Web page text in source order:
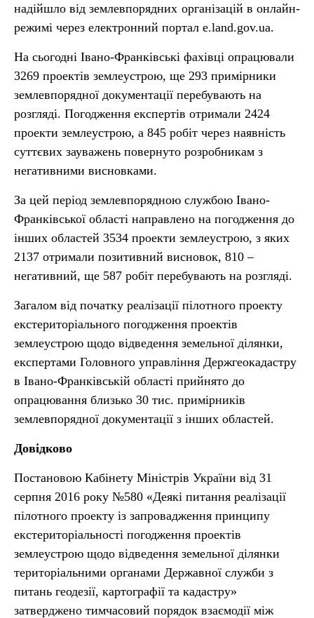
надійшло від землевпорядних організацій в онлайн-
режимі через електронний портал e.land.gov.ua.
На сьогодні Івано-Франківські фахівці опрацювали
3269 проектів землеустрою, ще 293 примірники
землевпорядної документації перебувають на
розгляді. Погодження експертів отримали 2424
проекти землеустрою, а 845 робіт через наявність
суттєвих зауважень повернуто розробникам з
негативними висновками.
За цей період землевпорядною службою Івано-
Франківської області направлено на погодження до
інших областей 3534 проекти землеустрою, з яких
2137 отримали позитивний висновок, 810 –
негативний, ще 587 робіт перебувають на розгляді.
Загалом від початку реалізації пілотного проекту
екстериторіального погодження проектів
землеустрою щодо відведення земельної ділянки,
експертами Головного управління Держгеокадастру
в Івано-Франківській області прийнято до
опрацювання близько 30 тис. примірників
землевпорядної документації з інших областей.
Довідково
Постановою Кабінету Міністрів України від 31
серпня 2016 року №580 «Деякі питання реалізації
пілотного проекту із запровадження принципу
екстериторіальності погодження проектів
землеустрою щодо відведення земельної ділянки
територіальними органами Державної служби з
питань геодезії, картографії та кадастру»
затверджено тимчасовий порядок взаємодії між